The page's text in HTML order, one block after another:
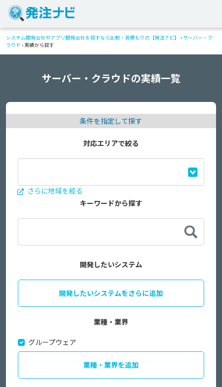
システム開発会社やアプリ開発会社を探すなら比較・見積もりの【発注ナビ】 › サーバー・ク
ラウド › 実績から探す
サーバー・クラウドの実績一覧
条件を指定して探す
対応エリアで絞る
さらに地域を絞る
キーワードから探す
開発したいシステム
開発したいシステムをさらに追加
業種・業界
グループウェア
業種・業界を追加